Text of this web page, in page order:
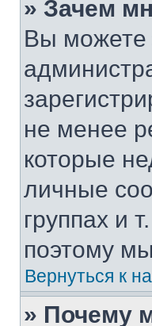
» Зачем
Вы можете
не менее
которые
личные
группах и
поэтому
Вернуться к
» Почему